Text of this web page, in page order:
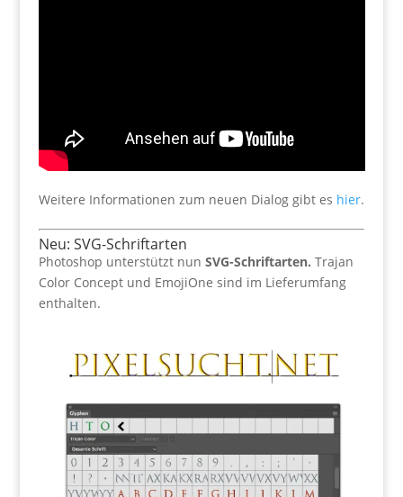
Weitere Informationen zum neuen Dialog gibt es hier.
Neu: SVG-Schriftarten
Photoshop unterstützt nun SVG-Schriftarten. Trajan
Color Concept und EmojiOne sind im Lieferumfang
enthalten.